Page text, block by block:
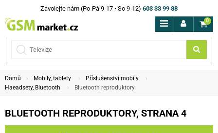
Zavolejte nám (Po-Pá 9-17 • So 9-12) 603 33 99 88
0
Domů Mobily, tablety
Příslušenství mobily
Haeadsety, Bluetooth
Bluetooth reproduktory
BLUETOOTH REPRODUKTORY, STRANA 4